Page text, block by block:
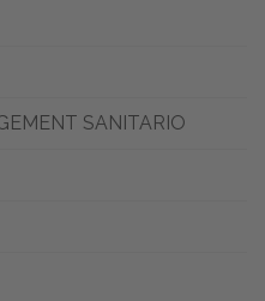
SANITARIO